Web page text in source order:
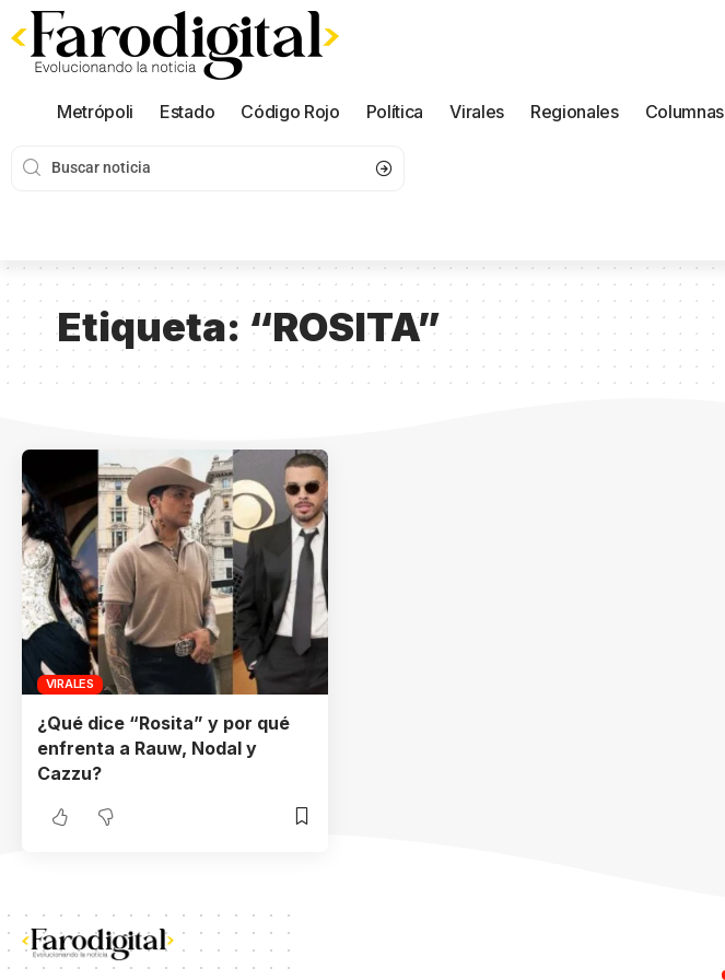
Metrópoli Estado Código Rojo Política Virales Regionales Columnas
Etiqueta: “ROSITA”
VIRALES
¿Qué dice “Rosita” y por qué
enfrenta a Rauw, Nodal y
Cazzu?